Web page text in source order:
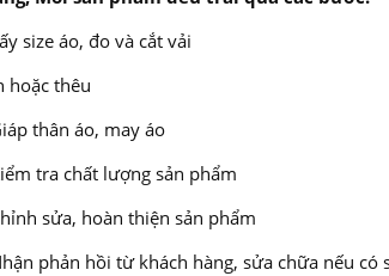
size áo, đo và cắt vải
hoặc thêu
thân áo, may áo
tra chất lượng sản phẩm
sửa, hoàn thiện sản phẩm
phản hồi từ khách hàng, sửa chữa nếu có